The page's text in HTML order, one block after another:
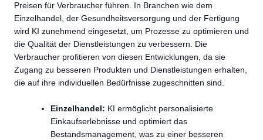
Preisen für Verbraucher führen. In Branchen wie dem
Einzelhandel, der Gesundheitsversorgung und der Fertigung
wird KI zunehmend eingesetzt, um Prozesse zu optimieren und
die Qualität der Dienstleistungen zu verbessern. Die
Verbraucher profitieren von diesen Entwicklungen, da sie
Zugang zu besseren Produkten und Dienstleistungen erhalten,
die auf ihre individuellen Bedürfnisse zugeschnitten sind.
Einzelhandel: KI ermöglicht personalisierte
Einkaufserlebnisse und optimiert das
Bestandsmanagement, was zu einer besseren